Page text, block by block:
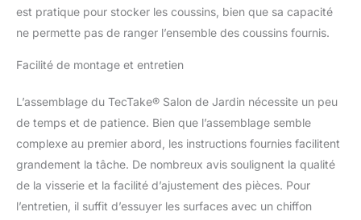
Réinventez votre espace
salon de jardin
modulable. Agencez les
unique qui s'adapte
parfaitement à vos
réceptions. Que ce soit
pour un coin repas avec
la table de jardin ou un
espace détente, ce salon
répond à tous vos
est pratique pour stocker les coussins, bien que sa capacité
ne permette pas de ranger l’ensemble des coussins fournis.
Facilité de montage et entretien
L’assemblage du TecTake® Salon de Jardin nécessite un peu
de temps et de patience. Bien que l’assemblage semble
complexe au premier abord, les instructions fournies facilitent
grandement la tâche. De nombreux avis soulignent la qualité
de la visserie et la facilité d’ajustement des pièces. Pour
l’entretien, il suffit d’essuyer les surfaces avec un chiffon